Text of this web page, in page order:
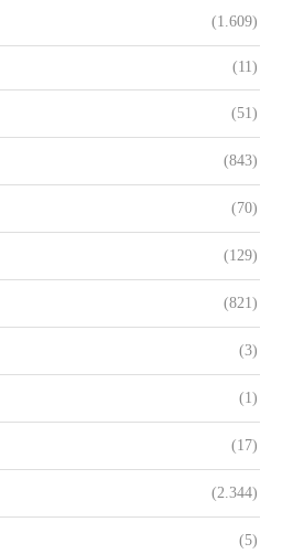
(1.609)
(11)
(51)
(843)
(70)
(129)
(821)
(3)
(1)
(17)
(2.344)
(5)